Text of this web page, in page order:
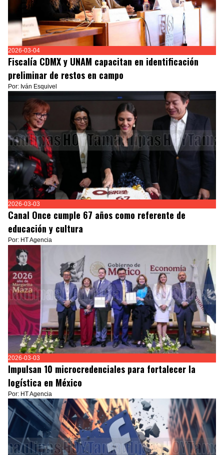
2026-03-04
Fiscalía CDMX y UNAM capacitan en identificación
preliminar de restos en campo
Por: Iván Esquivel
2026-03-03
Canal Once cumple 67 años como referente de
educación y cultura
Por: HT Agencia
2026-03-03
Impulsan 10 microcredenciales para fortalecer la
logística en México
Por: HT Agencia